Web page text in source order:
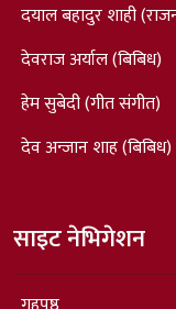
दयाल बहादुर शाही
देवराज अर्याल (बिबिध)
हेम सुबेदी (गीत संगीत)
देव अन्जान शाह (बिबिध)
साइट नेभिगेशन